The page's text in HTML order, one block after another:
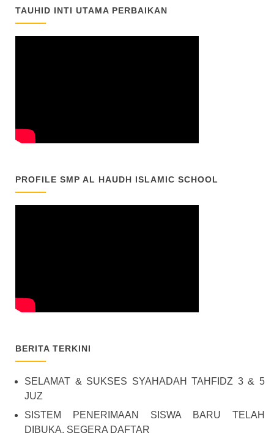
TAUHID INTI UTAMA PERBAIKAN
PROFILE SMP AL HAUDH ISLAMIC SCHOOL
BERITA TERKINI
SELAMAT & SUKSES SYAHADAH TAHFIDZ 3 & 5
JUZ
SISTEM PENERIMAAN SISWA BARU TELAH
DIBUKA, SEGERA DAFTAR